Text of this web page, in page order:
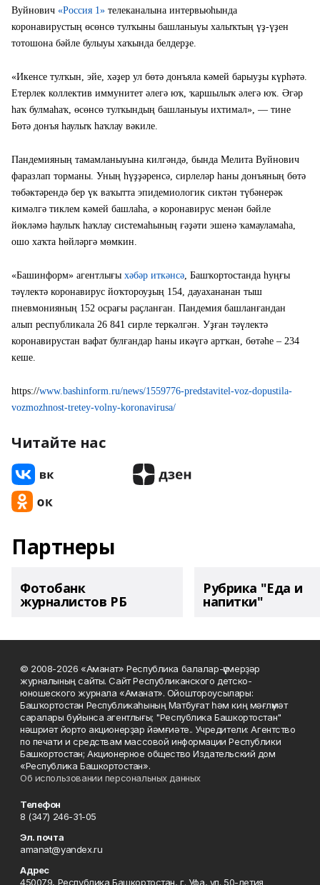
Вуйнович «Россия 1» телеканалына интервьюһында
коронавирустың өсөнсө тулҡыны башланыуы халыҡтың үҙ-үҙен
тотошона бәйле булыуы хаҡында белдерҙе.
«Икенсе тулҡын, эйе, хәҙер ул бөтә донъяла кәмей барыуҙы күрһәтә.
Етерлек коллектив иммунитет әлегә юҡ, ҡаршылыҡ әлегә юҡ. Әгәр
һаҡ булмаһаҡ, өсөнсө тулҡындың башланыуы ихтимал», — тине
Бөтә донъя һаулыҡ һаҡлау вәкиле.
Пандемияның тамамланыуына килгәндә, бында Мелита Вуйнович
фаразлап торманы. Уның һүҙҙәренсә, сирлеләр һаны донъяның бөтә
төбәктәрендә бер үк ваҡытта эпидемиологик сиктән түбәнерәк
кимәлгә тиклем кәмей башлаһа, ә коронавирус менән бәйле
йөкләмә һаулыҡ һаҡлау системаһының ғәҙәти эшенә ҡамауламаһа,
ошо хаҡта һөйләргә мөмкин.
«Башинформ» агентлығы хәбәр иткәнсә, Башҡортостанда һуңғы
тәүлектә коронавирус йоҡтороуҙың 154, дауахананан тыш
пневмонияның 152 осрағы раҫланған. Пандемия башланғандан
алып республикала 26 841 сирле теркәлгән. Уҙған тәүлектә
коронавирустан вафат булғандар һаны икәүгә артҡан, бөтәһе – 234
кеше.
https://www.bashinform.ru/news/1559776-predstavitel-voz-dopustila-
vozmozhnost-tretey-volny-koronavirusa/
Читайте нас
Партнеры
Фотобанк
журналистов РБ
Рубрика "Еда и
напитки"
© 2008-2026 «Аманат» Республика балалар-үҫмерҙәр
журналының сайты. Сайт Республиканского детско-
юношеского журнала «Аманат». Ойоштороусылары:
Башҡортостан Республикаһының Матбуғат һәм киң мәғлүмәт
саралары буйынса агентлығы; "Республика Башкортостан"
нәшриәт йорто акционерҙар йәмғиәте.. Учредители: Агентство
по печати и средствам массовой информации Республики
Башкортостан; Акционерное общество Издательский дом
«Республика Башкортостан».
Об использовании персональных данных
Телефон
8 (347) 246-31-05
Эл. почта
amanat@yandex.ru
Адрес
450079, Республика Башкортостан, г. Уфа, ул. 50-летия